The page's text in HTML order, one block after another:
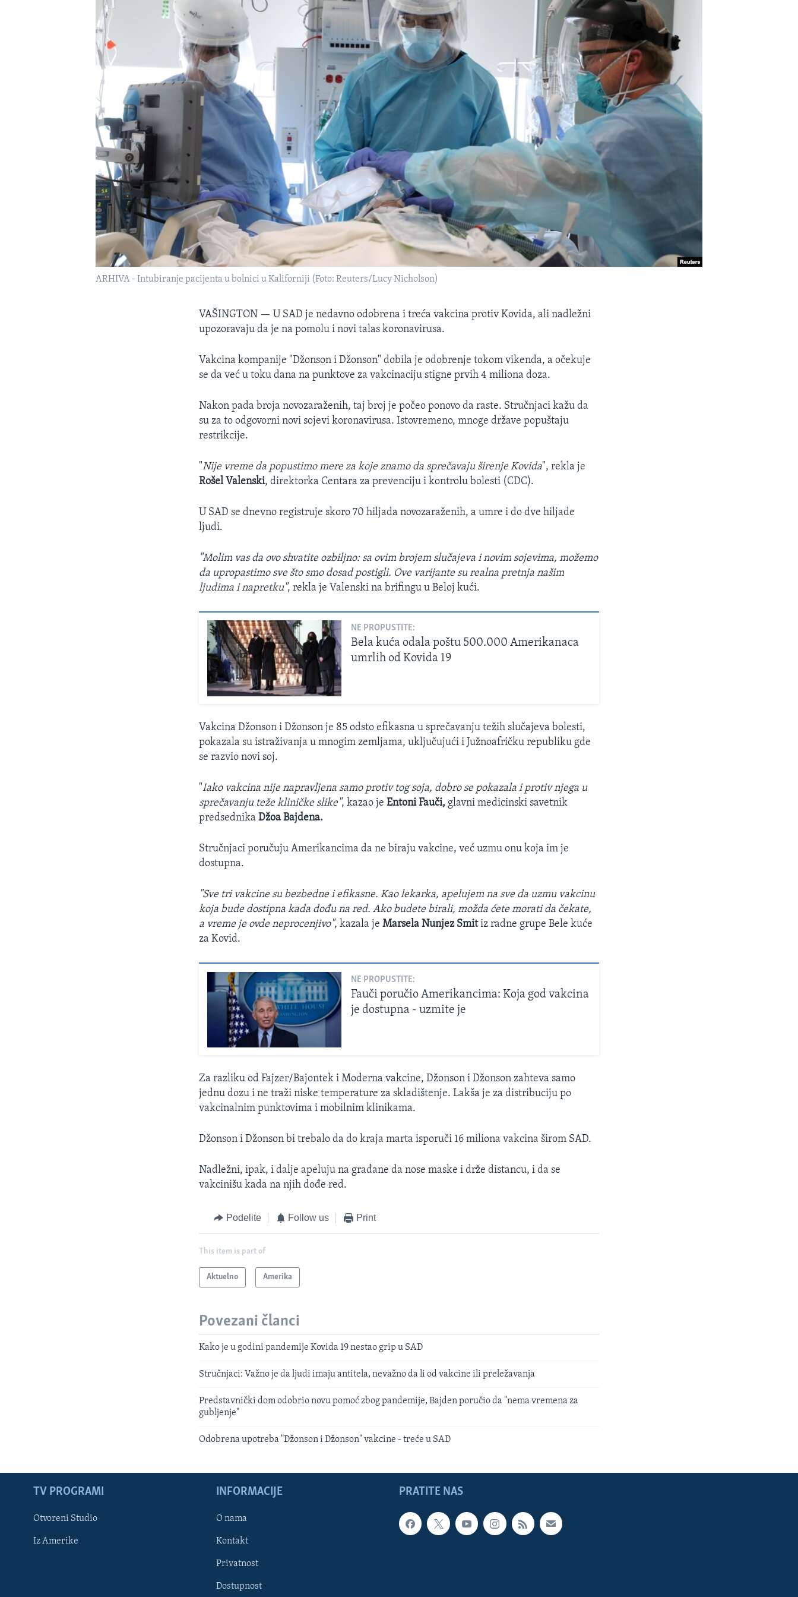
ARHIVA - Intubiranje pacijenta u bolnici u Kaliforniji (Foto: Reuters/Lucy Nicholson)
VAŠINGTON — U SAD je nedavno odobrena i treća vakcina protiv Kovida, ali nadležni
upozoravaju da je na pomolu i novi talas koronavirusa.
Vakcina kompanije "Džonson i Džonson" dobila je odobrenje tokom vikenda, a očekuje
se da već u toku dana na punktove za vakcinaciju stigne prvih 4 miliona doza.
Nakon pada broja novozaraženih, taj broj je počeo ponovo da raste. Stručnjaci kažu da
su za to odgovorni novi sojevi koronavirusa. Istovremeno, mnoge države popuštaju
restrikcije.
"Nije vreme da popustimo mere za koje znamo da sprečavaju širenje Kovida", rekla je
Rošel Valenski, direktorka Centara za prevenciju i kontrolu bolesti (CDC).
U SAD se dnevno registruje skoro 70 hiljada novozaraženih, a umre i do dve hiljade
ljudi.
"Molim vas da ovo shvatite ozbiljno: sa ovim brojem slučajeva i novim sojevima, možemo
da upropastimo sve što smo dosad postigli. Ove varijante su realna pretnja našim
ljudima i napretku", rekla je Valenski na brifingu u Beloj kući.
NE PROPUSTITE:
Bela kuća odala poštu 500.000 Amerikanaca
umrlih od Kovida 19
Vakcina Džonson i Džonson je 85 odsto efikasna u sprečavanju težih slučajeva bolesti,
pokazala su istraživanja u mnogim zemljama, uključujući i Južnoafričku republiku gde
se razvio novi soj.
"Iako vakcina nije napravljena samo protiv tog soja, dobro se pokazala i protiv njega u
sprečavanju teže kliničke slike", kazao jeEntoni Fauči, glavni medicinski savetnik
predsednikaDžoa Bajdena.
Stručnjaci poručuju Amerikancima da ne biraju vakcine, već uzmu onu koja im je
dostupna.
"Sve tri vakcine su bezbedne i efikasne. Kao lekarka, apelujem na sve da uzmu vakcinu
koja bude dostipna kada dođu na red. Ako budete birali, možda ćete morati da čekate,
a vreme je ovde neprocenjivo", kazala jeMarsela Nunjez Smitiz radne grupe Bele kuće
za Kovid.
NE PROPUSTITE:
Fauči poručio Amerikancima: Koja god vakcina
je dostupna - uzmite je
Za razliku od Fajzer/Bajontek i Moderna vakcine, Džonson i Džonson zahteva samo
jednu dozu i ne traži niske temperature za skladištenje. Lakša je za distribuciju po
vakcinalnim punktovima i mobilnim klinikama.
Džonson i Džonson bi trebalo da do kraja marta isporuči 16 miliona vakcina širom SAD.
Nadležni, ipak, i dalje apeluju na građane da nose maske i drže distancu, i da se
vakcinišu kada na njih dođe red.
Podelite Follow us Print
This item is part of
Aktuelno Amerika
Povezani članci
Kako je u godini pandemije Kovida 19 nestao grip u SAD
Stručnjaci: Važno je da ljudi imaju antitela, nevažno da li od vakcine ili preležavanja
Predstavnički dom odobrio novu pomoć zbog pandemije, Bajden poručio da "nema vremena za
gubljenje"
Odobrena upotreba "Džonson i Džonson" vakcine - treće u SAD
PRATITE NAS
TV PROGRAMI
Otvoreni Studio
Iz Amerike
INFORMACIJE
O nama
Kontakt
Privatnost
Dostupnost